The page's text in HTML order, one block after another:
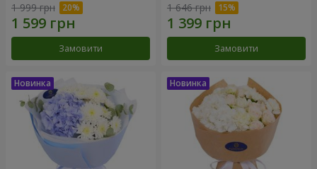
1 999 грн
Замовити
1 646 грн
Замовити